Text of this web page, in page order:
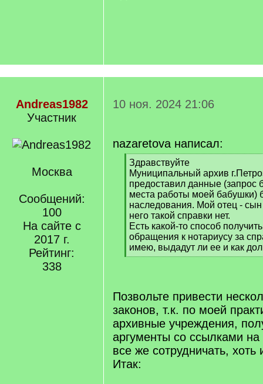
Andreas1982
Участник
Москва
Сообщений:
100
На сайте с
2017 г.
Рейтинг:
338
10 ноя. 2024 21:06
nazaretova написал:
[
q
]
Здравствуйте
Муниципальный архив
предоставил данные (запрос
места работы моей бабушки)
наследования. Мой отец -
него такой справки нет.
Есть какой-то способ
обращения к нотариусу за
имею, выдадут ли ее и как
[
Позвольте привести
законов, т.к. по моей
архивные учреждения,
аргументы со ссылками
все же сотрудничать, хоть
Итак: